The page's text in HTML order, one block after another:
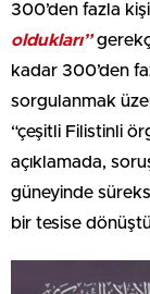
300’den fazla
oldukları”
kadar 300’den
sorgulanmak
“çeşitli Filistinli
açıklamada,
güneyinde
bir tesise